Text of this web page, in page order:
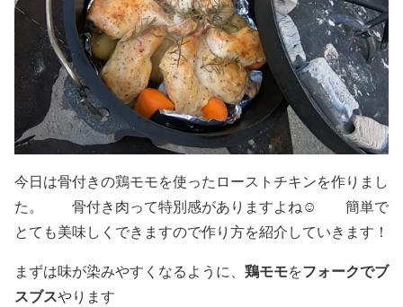
今日は骨付きの鶏モモを使ったローストチキンを作りまし
た。 骨付き肉って特別感がありますよね☺️ 簡単で
とても美味しくできますので作り方を紹介していきます！
まずは味が染みやすくなるように、 鶏モモをフォークでブ
スブスやります